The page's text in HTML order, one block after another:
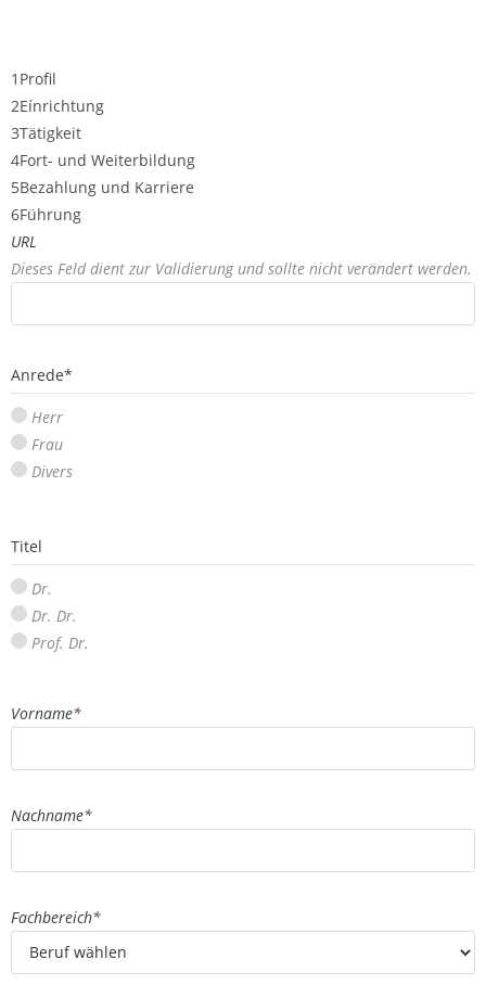
1 Profil
2Eínrichtung
3Tätigkeit
4Fort- und Weiterbildung
5Bezahlung und Karriere
6Führung
URL
Dieses Feld dient zur Validierung und sollte nicht verändert werden.
Anrede*
Herr
Frau
Divers
Titel
Dr.
Dr. Dr.
Prof. Dr.
Vorname*
Nachname*
Fachbereich*